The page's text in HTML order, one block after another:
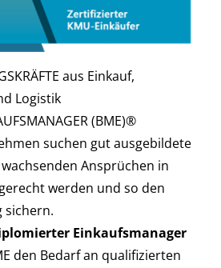
aus Einkauf,
Logistik
(BME)®
suchen gut ausgebildete
Ansprüchen in
werden und so den
sichern.
Einkaufsmanager
den Bedarf an qualifizierten